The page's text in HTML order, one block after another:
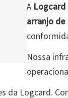
A Logcard
arranjo
Nossa
da Logcard.